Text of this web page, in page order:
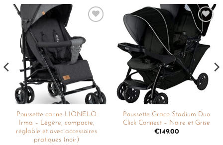
liste de
Poussette canne LIONELO
Irma – Légère, compacte,
réglable et avec accessoires
pratiques (noir)
Ajouter
à la
liste de
souhaits
Poussette Graco Stadium Duo
Click Connect – Noire et Grise
€149.00